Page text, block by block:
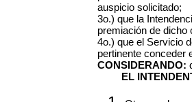
auspicio solicitado;
3o.) que la
premiación de dicho
4o.) que el Servicio
pertinente conceder
CONSIDERANDO:
EL